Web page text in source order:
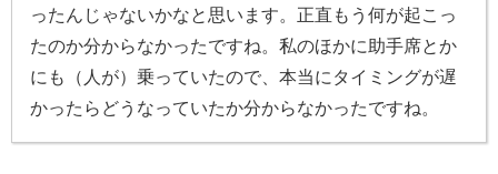
ったんじゃないかなと思います。正直もう何が起こっ
たのか分からなかったですね。私のほかに助手席とか
にも（人が）乗っていたので、本当にタイミングが遅
かったらどうなっていたか分からなかったですね。